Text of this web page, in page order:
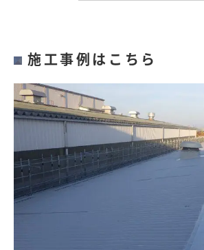
施工事例はこちら